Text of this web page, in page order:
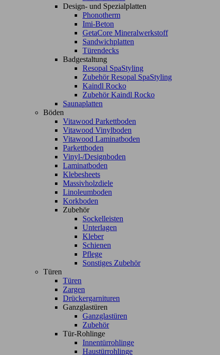
Design- und Spezialplatten
Phonotherm
Imi-Beton
GetaCore Mineralwerkstoff
Sandwichplatten
Türendecks
Badgestaltung
Resopal SpaStyling
Zubehör Resopal SpaStyling
Kaindl Rocko
Zubehör Kaindl Rocko
Saunaplatten
Böden
Vitawood Parkettboden
Vitawood Vinylboden
Vitawood Laminatboden
Parkettboden
Vinyl-/Designboden
Laminatboden
Klebesheets
Massivholzdiele
Linoleumboden
Korkboden
Zubehör
Sockelleisten
Unterlagen
Kleber
Schienen
Pflege
Sonstiges Zubehör
Türen
Türen
Zargen
Drückergarnituren
Ganzglastüren
Ganzglastüren
Zubehör
Tür-Rohlinge
Innentürrohlinge
Haustürrohlinge